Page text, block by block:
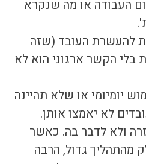
העבודה או מה שנקרא
להעשרת העובד (שזה
בלי הקשר ארגוני הוא לא
יומיומי או שלא תהיינה
לא יאמצו אותן.
ולא לדבר בה. כאשר
מהתהליך גדול, הרבה